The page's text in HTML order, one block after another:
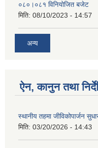
०८०।०८१ विनियोजित बजेट
मिति: 08/10/2023 - 14:57
अन्य
ऐन, कानुन तथा
स्थानीय तहमा जीविकोपार्जन
मिति: 03/20/2026 - 14:43